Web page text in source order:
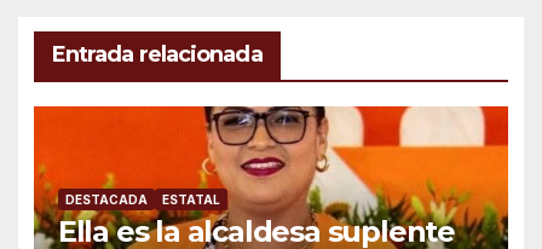
Entrada relacionada
DESTACADA ESTATAL
Ella es la alcaldesa suplente